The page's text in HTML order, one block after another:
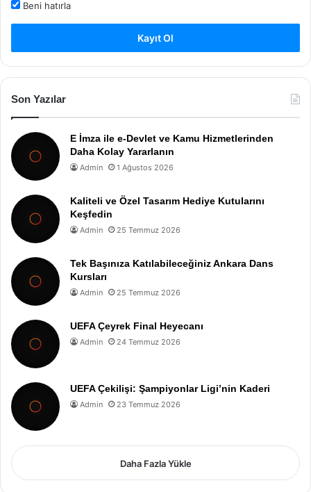
Beni hatırla
Kayıt Ol
Son Yazılar
E İmza ile e-Devlet ve Kamu Hizmetlerinden
Daha Kolay Yararlanın
Admin 1 Ağustos 2026
Kaliteli ve Özel Tasarım Hediye Kutularını
Keşfedin
Admin 25 Temmuz 2026
Tek Başınıza Katılabileceğiniz Ankara Dans
Kursları
Admin 25 Temmuz 2026
UEFA Çeyrek Final Heyecanı
Admin 24 Temmuz 2026
UEFA Çekilişi: Şampiyonlar Ligi’nin Kaderi
Admin 23 Temmuz 2026
Daha Fazla Yükle